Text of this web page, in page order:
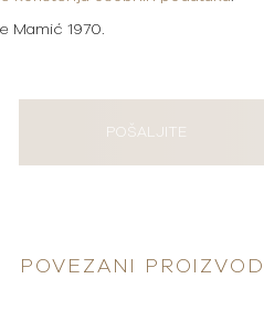
Mamić 1970.
POŠALJITE
POVEZANI PROIZVODI